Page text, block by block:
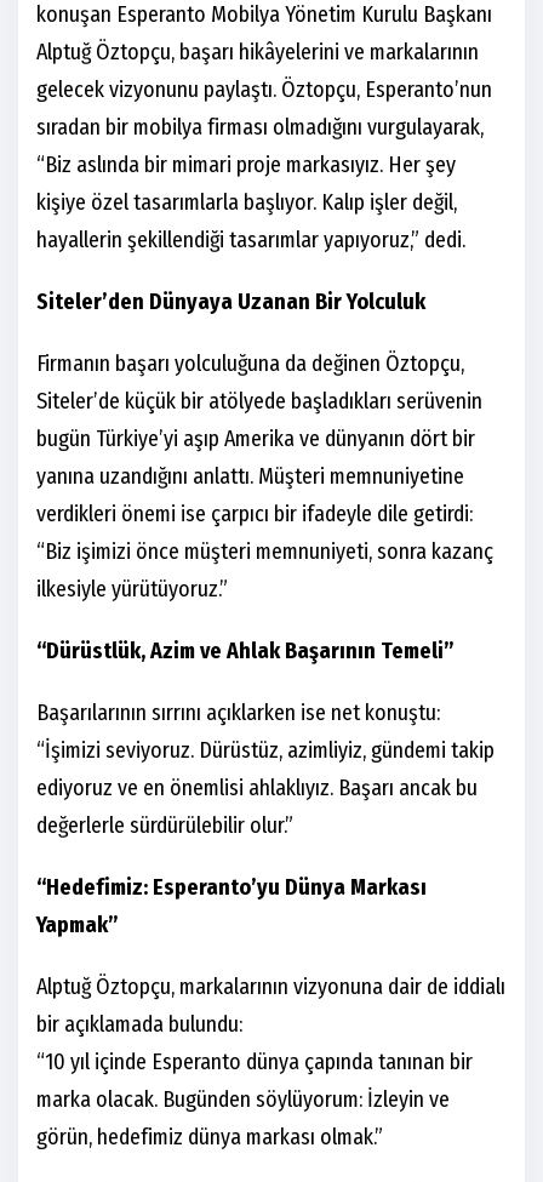
konuşan Esperanto Mobilya Yönetim Kurulu Başkanı
Alptuğ Öztopçu, başarı hikâyelerini ve markalarının
gelecek vizyonunu paylaştı. Öztopçu, Esperanto’nun
sıradan bir mobilya firması olmadığını vurgulayarak,
“Biz aslında bir mimari proje markasıyız. Her şey
kişiye özel tasarımlarla başlıyor. Kalıp işler değil,
hayallerin şekillendiği tasarımlar yapıyoruz,” dedi.
Siteler’den Dünyaya Uzanan Bir Yolculuk
Firmanın başarı yolculuğuna da değinen Öztopçu,
Siteler’de küçük bir atölyede başladıkları serüvenin
bugün Türkiye’yi aşıp Amerika ve dünyanın dört bir
yanına uzandığını anlattı. Müşteri memnuniyetine
verdikleri önemi ise çarpıcı bir ifadeyle dile getirdi:
“Biz işimizi önce müşteri memnuniyeti, sonra kazanç
ilkesiyle yürütüyoruz.”
“Dürüstlük, Azim ve Ahlak Başarının Temeli”
Başarılarının sırrını açıklarken ise net konuştu:
“İşimizi seviyoruz. Dürüstüz, azimliyiz, gündemi takip
ediyoruz ve en önemlisi ahlaklıyız. Başarı ancak bu
değerlerle sürdürülebilir olur.”
“Hedefimiz: Esperanto’yu Dünya Markası
Yapmak”
Alptuğ Öztopçu, markalarının vizyonuna dair de iddialı
bir açıklamada bulundu:
“10 yıl içinde Esperanto dünya çapında tanınan bir
marka olacak. Bugünden söylüyorum: İzleyin ve
görün, hedefimiz dünya markası olmak.”